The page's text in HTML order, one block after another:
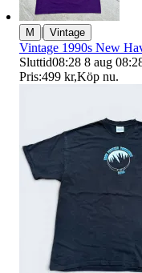
M | Vintage
Vintage 1990s New
Sluttid08:28 8 aug
Pris:499 kr,Köp nu.